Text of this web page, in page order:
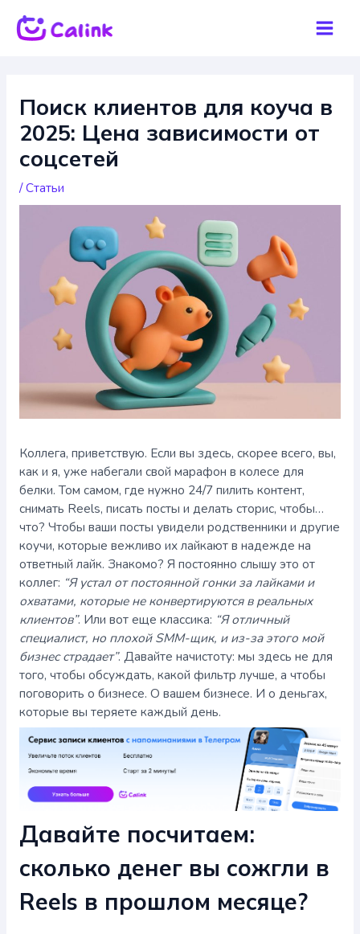
содержимому
Поиск клиентов для коуча в
2025: Цена зависимости от
соцсетей
/Статьи
Коллега, приветствую. Если вы здесь, скорее всего, вы,
как и я, уже набегали свой марафон в колесе для
белки. Том самом, где нужно 24/7 пилить контент,
снимать Reels, писать посты и делать сторис, чтобы…
что? Чтобы ваши посты увидели родственники и другие
коучи, которые вежливо их лайкают в надежде на
ответный лайк. Знакомо? Я постоянно слышу это от
коллег: “Я устал от постоянной гонки за лайками и
охватами, которые не конвертируются в реальных
клиентов”. Или вот еще классика: “Я отличный
специалист, но плохой SMM-щик, и из-за этого мой
бизнес страдает”. Давайте начистоту: мы здесь не для
того, чтобы обсуждать, какой фильтр лучше, а чтобы
поговорить о бизнесе. О вашем бизнесе. И о деньгах,
которые вы теряете каждый день.
Давайте посчитаем:
сколько денег вы сожгли в
Reels в прошлом месяце?